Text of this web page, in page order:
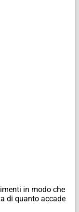
in modo che
di quanto accade